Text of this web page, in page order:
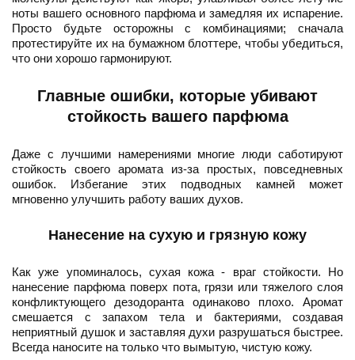
ноты вашего основного парфюма и замедляя их испарение.
Просто будьте осторожны с комбинациями; сначала
протестируйте их на бумажном блоттере, чтобы убедиться,
что они хорошо гармонируют.
Главные ошибки, которые убивают
стойкость вашего парфюма
Даже с лучшими намерениями многие люди саботируют
стойкость своего аромата из-за простых, повседневных
ошибок. Избегание этих подводных камней может
мгновенно улучшить работу ваших духов.
Нанесение на сухую и грязную кожу
Как уже упоминалось, сухая кожа - враг стойкости. Но
нанесение парфюма поверх пота, грязи или тяжелого слоя
конфликтующего дезодоранта одинаково плохо. Аромат
смешается с запахом тела и бактериями, создавая
неприятный душок и заставляя духи разрушаться быстрее.
Всегда наносите на только что вымытую, чистую кожу.